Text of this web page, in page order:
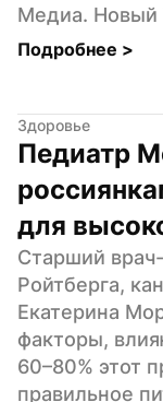
Медиа. Новый
Подробнее >
Здоровье
Педиатр
для
Старший
Ройтберга,
Екатерина
факторы,
60–80% этот
правильное